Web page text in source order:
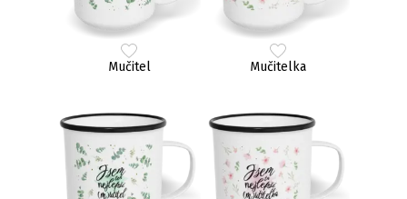
Mučitel Mučitelka